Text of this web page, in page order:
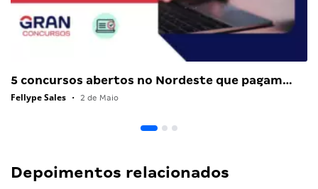
5 concursos abertos no Nordeste que pagam…
Fellype Sales • 2 de Maio
Depoimentos relacionados